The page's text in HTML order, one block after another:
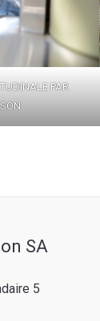
PAR
SA
5